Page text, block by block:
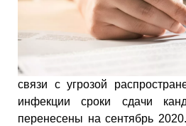
связи с угрозой
инфекции сроки сдачи
перенесены на сентябрь